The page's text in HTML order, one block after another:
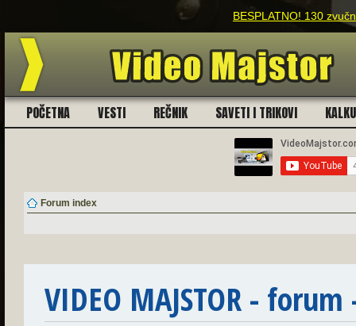
BESPLATNO! 130
POČETNA VESTI REČNIK SAVETI I TRIKOVI
Forum index
VIDEO MAJSTOR -